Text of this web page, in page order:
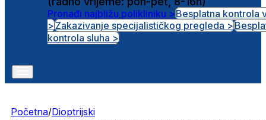
Pronađi najbližu polikliniku >Besplatna kontrola
>Zakazivanje specijalističkog pregleda >
kontrola sluha >
Početna/Dioptrijski